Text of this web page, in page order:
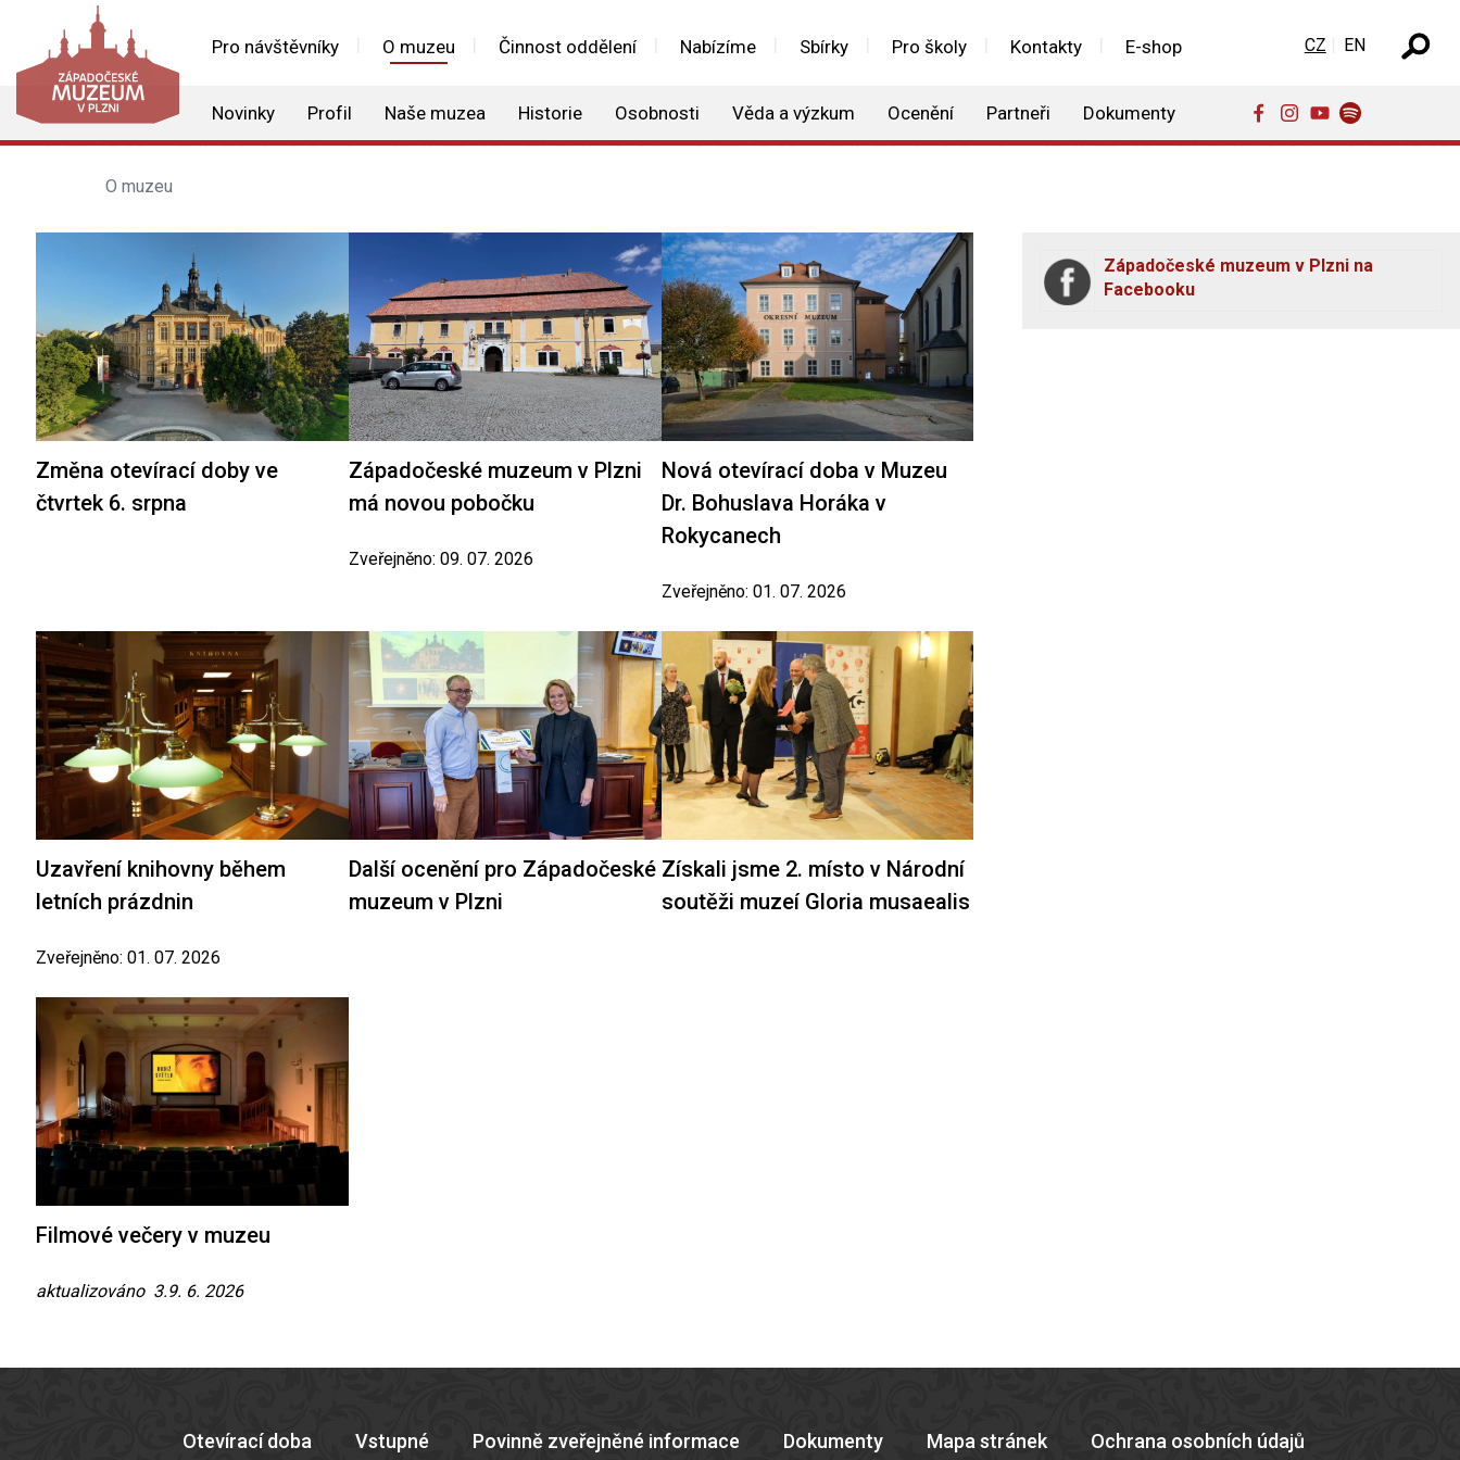
Pro návštěvníky O muzeu Činnost oddělení Nabízíme Sbírky Pro školy Kontakty E-shop
Novinky Profil Naše muzea Historie Osobnosti Věda a výzkum Ocenění Partneři Dokumenty
Zvolte jazyk
CZ EN
O muzeu
Změna otevírací doby ve
čtvrtek 6. srpna
Západočeské muzeum v Plzni
má novou pobočku
Zveřejněno: 09. 07. 2026
Nová otevírací doba v Muzeu
Dr. Bohuslava Horáka v
Rokycanech
Zveřejněno: 01. 07. 2026
Uzavření knihovny během
letních prázdnin
Zveřejněno: 01. 07. 2026
Další ocenění pro Západočeské
muzeum v Plzni
Získali jsme 2. místo v Národní
soutěži muzeí Gloria musaealis
Filmové večery v muzeu
aktualizováno 3.9. 6. 2026
Západočeské muzeum v Plzni na
Facebooku
Otevírací doba Vstupné Povinně zveřejněné informace Dokumenty Mapa stránek Ochrana osobních údajů